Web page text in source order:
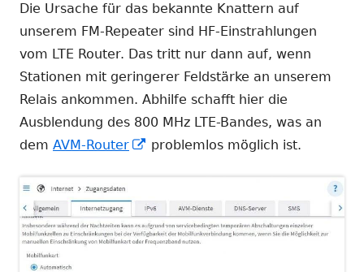
Die Ursache für das bekannte Knattern auf
unserem FM-Repeater sind HF-Einstrahlungen
vom LTE Router. Das tritt nur dann auf, wenn
Stationen mit geringerer Feldstärke an unserem
Relais ankommen. Abhilfe schafft hier die
Ausblendung des 800 MHz LTE-Bandes, was an
dem AVM-Router
In
öffnen
problemlos möglich ist.